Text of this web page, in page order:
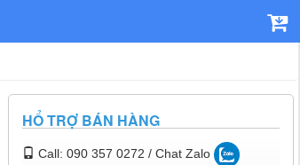
HỔ TRỢ BÁN HÀNG
Call: 090 357 0272 / Chat Zalo